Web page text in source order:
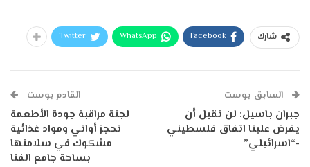
شارك Facebook
WhatsApp
Twitter
السابق بوست
جبران باسيل: لن نقبل أن
يفرض علينا اتفاق فلسطيني
-“اسرائيلي”
القادم بوست
لجنة مراقبة جودة الأطعمة
تحجز أواني ومواد غذائية
مشكوك في سلامتها
بساحة جامع الفنا